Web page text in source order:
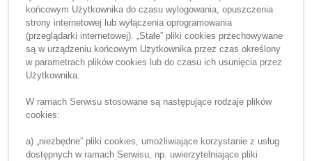
końcowym Użytkownika do czasu wylogowania, opuszczenia
strony internetowej lub wyłączenia oprogramowania
(przeglądarki internetowej). „Stałe” pliki cookies przechowywane
są w urządzeniu końcowym Użytkownika przez czas określony
w parametrach plików cookies lub do czasu ich usunięcia przez
Użytkownika.
W ramach Serwisu stosowane są następujące rodzaje plików
cookies:
a) „niezbędne” pliki cookies, umożliwiające korzystanie z usług
dostępnych w ramach Serwisu, np. uwierzytelniające pliki